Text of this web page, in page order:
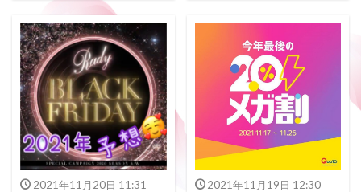
2021年11月20日 11:31
2021年11月19日 12:30